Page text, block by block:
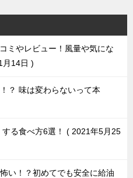
ミやレビュー！風量や気にな
月14日
？ 味は変わらないって本
る食べ方6選！
2021年5月25
い！？初めてでも安全に給油